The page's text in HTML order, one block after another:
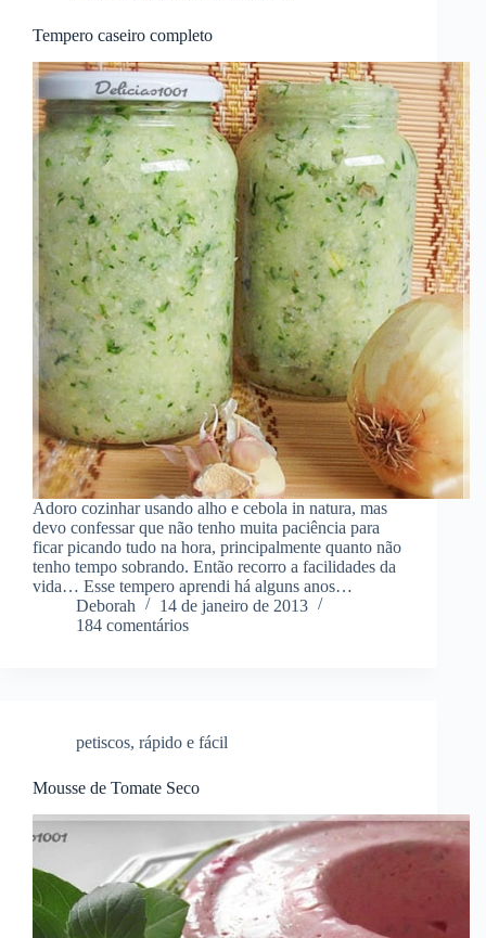
Tempero caseiro completo
Adoro cozinhar usando alho e cebola in natura, mas
devo confessar que não tenho muita paciência para
ficar picando tudo na hora, principalmente quanto não
tenho tempo sobrando. Então recorro a facilidades da
vida… Esse tempero aprendi há alguns anos…
Deborah
14 de janeiro de 2013
184 comentários
petiscos, rápido e fácil
Mousse de Tomate Seco